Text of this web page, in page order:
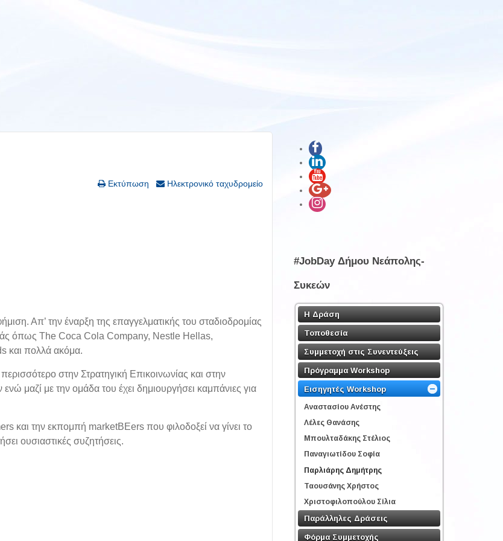
Εκτύπωση Ηλεκτρονικό ταχυδρομείο
Απ’ την έναρξη της επαγγελματικής του σταδιοδρομίας
όπως The Coca Cola Company, Nestle Hellas,
και πολλά ακόμα.
στην Στρατηγική Επικοινωνίας και στην
μαζί με την ομάδα του έχει δημιουργήσει καμπάνιες για
και την εκπομπή marketBEers που φιλοδοξεί να γίνει το
ουσιαστικές συζητήσεις.
#JobDay Δήμου Νεάπολης-
Συκεών
Η Δράση
Τοποθεσία
Συμμετοχή στις Συνεντεύξεις
Πρόγραμμα Workshop
Εισηγητές Workshop
Αναστασίου Ανέστης
Λέλες Θανάσης
Μπουλταδάκης Στέλιος
Παναγιωτίδου Σοφία
Παρλιάρης Δημήτρης
Ταουσάνης Χρήστος
Χριστοφιλοπούλου Σίλια
Παράλληλες Δράσεις
Φόρμα Συμμετοχής